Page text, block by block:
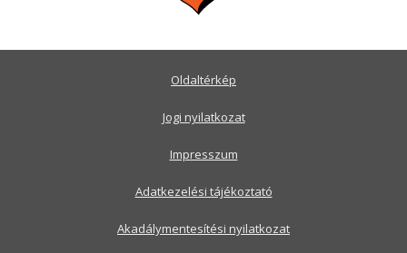
Oldaltérkép
Jogi nyilatkozat
Impresszum
Adatkezelési tájékoztató
Akadálymentesítési nyilatkozat